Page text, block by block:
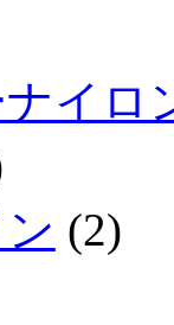
イロ
(2)